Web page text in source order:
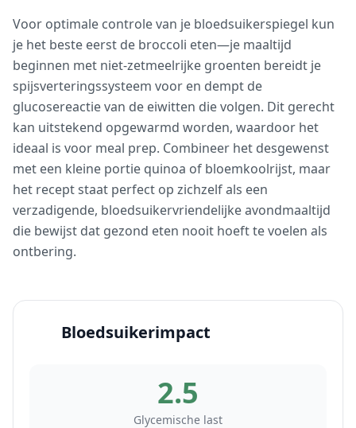
Voor optimale controle van je bloedsuikerspiegel kun
je het beste eerst de broccoli eten—je maaltijd
beginnen met niet-zetmeelrijke groenten bereidt je
spijsverteringssysteem voor en dempt de
glucosereactie van de eiwitten die volgen. Dit gerecht
kan uitstekend opgewarmd worden, waardoor het
ideaal is voor meal prep. Combineer het desgewenst
met een kleine portie quinoa of bloemkoolrijst, maar
het recept staat perfect op zichzelf als een
verzadigende, bloedsuikervriendelijke avondmaaltijd
die bewijst dat gezond eten nooit hoeft te voelen als
ontbering.
Bloedsuikerimpact
2.5
Glycemische last